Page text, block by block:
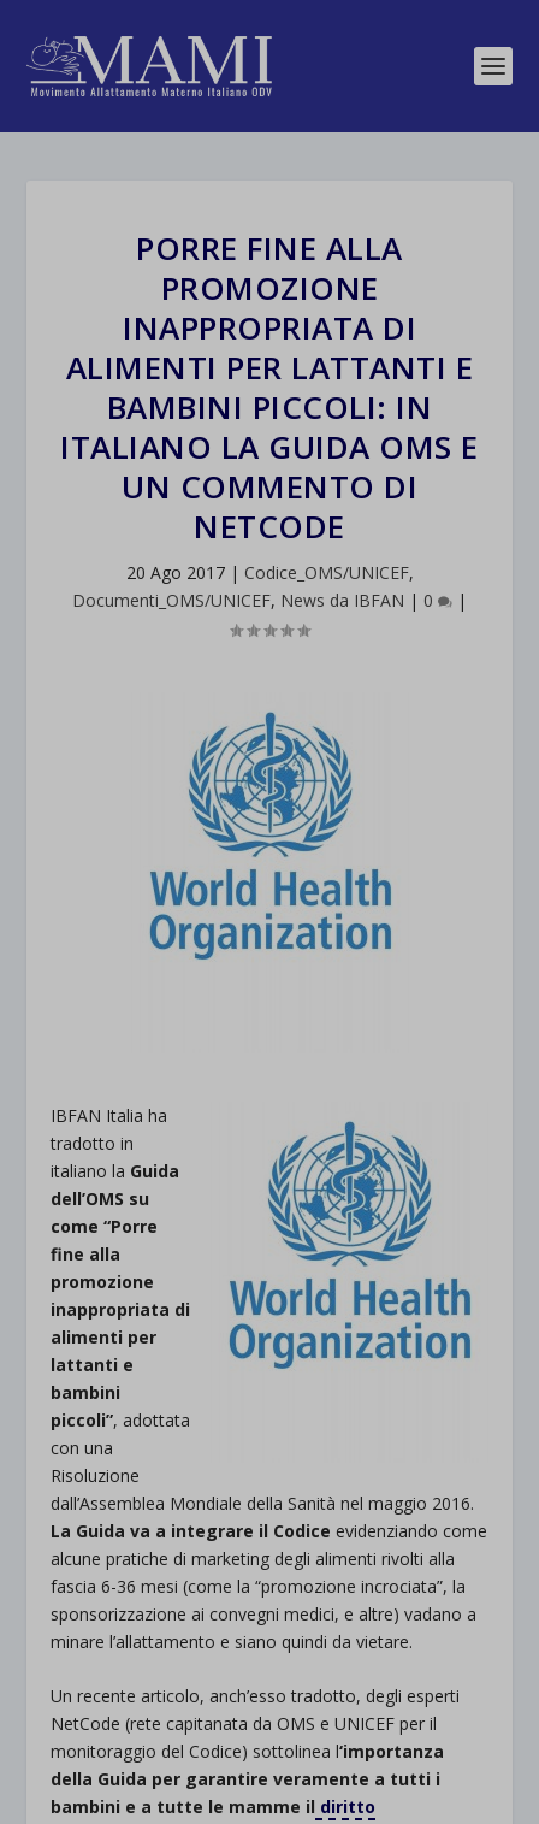
PORRE FINE ALLA
PROMOZIONE
INAPPROPRIATA DI
ALIMENTI PER LATTANTI E
BAMBINI PICCOLI: IN
ITALIANO LA GUIDA OMS E
UN COMMENTO DI
NETCODE
20 Ago 2017| Codice_OMS/UNICEF,
Documenti_OMS/UNICEF, News da IBFAN | 0 |
IBFAN Italia ha
tradotto in
italiano la Guida
dell’OMS su
come “Porre
fine alla
promozione
inappropriata di
alimenti per
lattanti e
bambini
piccoli”, adottata
con una
Risoluzione
dall’Assemblea Mondiale della Sanità nel maggio 2016.
La Guida va a integrare il Codice evidenziando come
alcune pratiche di marketing degli alimenti rivolti alla
fascia 6-36 mesi (come la “promozione incrociata”, la
sponsorizzazione ai convegni medici, e altre) vadano a
minare l’allattamento e siano quindi da vietare.
Un recente articolo, anch’esso tradotto, degli esperti
NetCode (rete capitanata da OMS e UNICEF per il
monitoraggio del Codice) sottolinea l‘importanza
della Guida per garantire veramente a tutti i
bambini e a tutte le mamme il diritto